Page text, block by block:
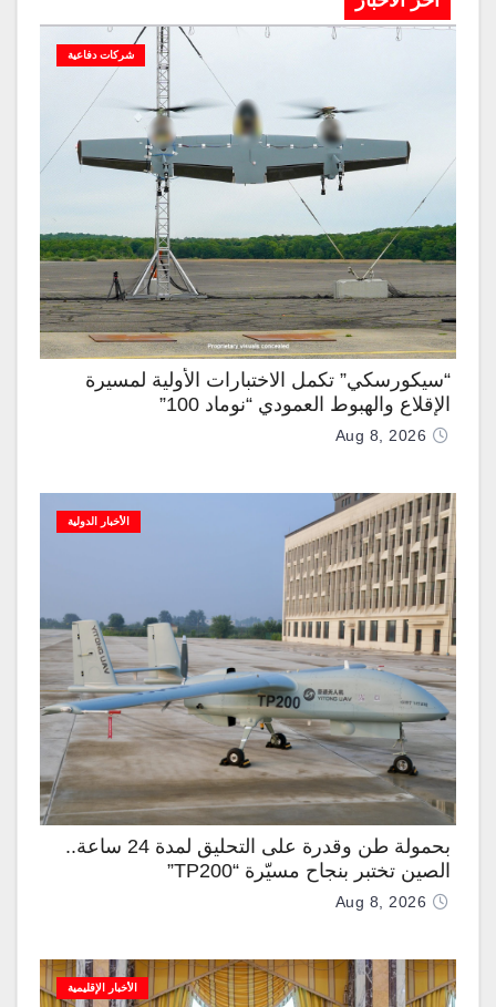
شركات دفاعية
“سيكورسكي” تكمل الاختبارات الأولية لمسيرة
الإقلاع والهبوط العمودي “نوماد 100”
Aug 8, 2026
الأخبار الدولية
بحمولة طن وقدرة على التحليق لمدة 24 ساعة..
الصين تختبر بنجاح مسيّرة “TP200”
Aug 8, 2026
الأخبار الإقليمية